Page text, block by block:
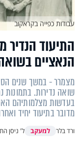
התיעוד הנדיר
הנאציים
מצמרר - במשך שנים
שואה נדירות. בתמונות
בעדשות מצלמותיהם
מדובר בתיעוד יחיד
ורד בלר למעקב ל' ניסן
עבודות כפייה בקראקוב